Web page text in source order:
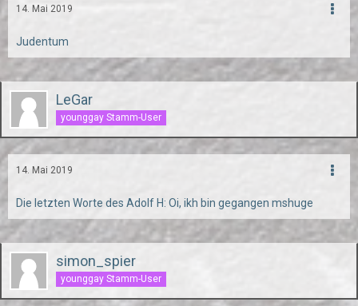
14. Mai 2019
Judentum
LeGar
younggay Stamm-User
14. Mai 2019
Die letzten Worte des Adolf H: Oi, ikh bin gegangen mshuge
simon_spier
younggay Stamm-User